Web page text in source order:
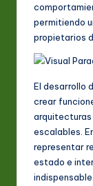
in
A
&
S
o
ft
w
permitiendo
propietarios
El desarrollo
crear
escalables.
representar
estado e